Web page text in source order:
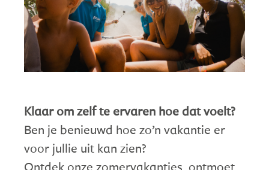
Klaar om zelf te ervaren hoe dat voelt?
Ben je benieuwd hoe zo’n vakantie er
voor jullie uit kan zien?
Ontdek onze zomervakanties, ontmoet